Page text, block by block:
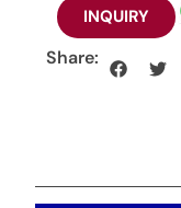
INQUIRY
Share: